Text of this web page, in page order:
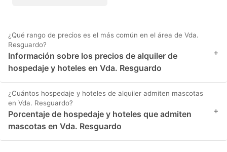
¿Qué rango de precios es el más común en el área de Vda.
Resguardo?
Información sobre los precios de alquiler de
hospedaje y hoteles en Vda. Resguardo
+
¿Cuántos hospedaje y hoteles de alquiler admiten mascotas
en Vda. Resguardo?
Porcentaje de hospedaje y hoteles que admiten
mascotas en Vda. Resguardo
+